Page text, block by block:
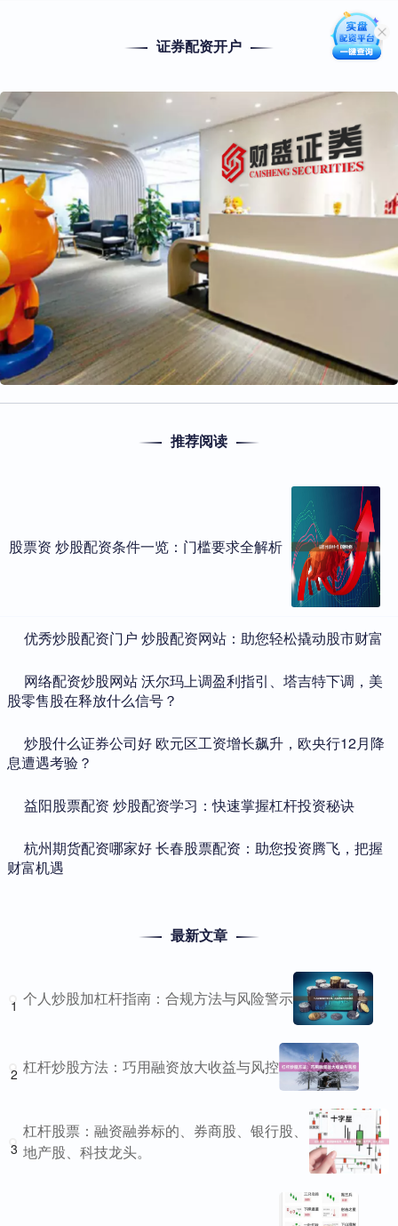
证券配资开户
推荐阅读
股票资 炒股配资条件一览：门槛要求全解析
​优秀炒股配资门户 炒股配资网站：助您轻松撬动股市财富
​网络配资炒股网站 沃尔玛上调盈利指引、塔吉特下调，美
股零售股在释放什么信号？
​炒股什么证券公司好 欧元区工资增长飙升，欧央行12月降
息遭遇考验？
​益阳股票配资 炒股配资学习：快速掌握杠杆投资秘诀
​杭州期货配资哪家好 长春股票配资：助您投资腾飞，把握
财富机遇
最新文章
1 个人炒股加杠杆指南：合规方法与风险警示
2 杠杆炒股方法：巧用融资放大收益与风控
3
杠杆股票：融资融券标的、券商股、银行股、
地产股、科技龙头。